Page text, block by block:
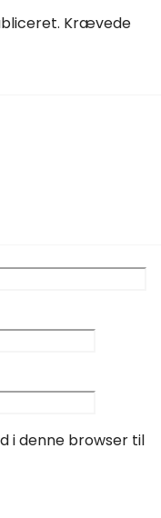
Krævede
i denne browser til